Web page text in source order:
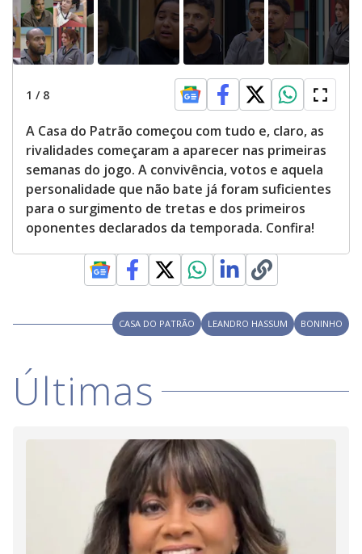
1 / 8
A Casa do Patrão começou com tudo e, claro, as
rivalidades começaram a aparecer nas primeiras
semanas do jogo. A convivência, votos e aquela
personalidade que não bate já foram suficientes
para o surgimento de tretas e dos primeiros
oponentes declarados da temporada. Confira!
CASA DO PATRÃO LEANDRO HASSUM BONINHO
Últimas